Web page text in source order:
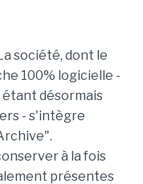
société, dont le
100% logicielle -
désormais
- s'intègre
à la fois
présentes